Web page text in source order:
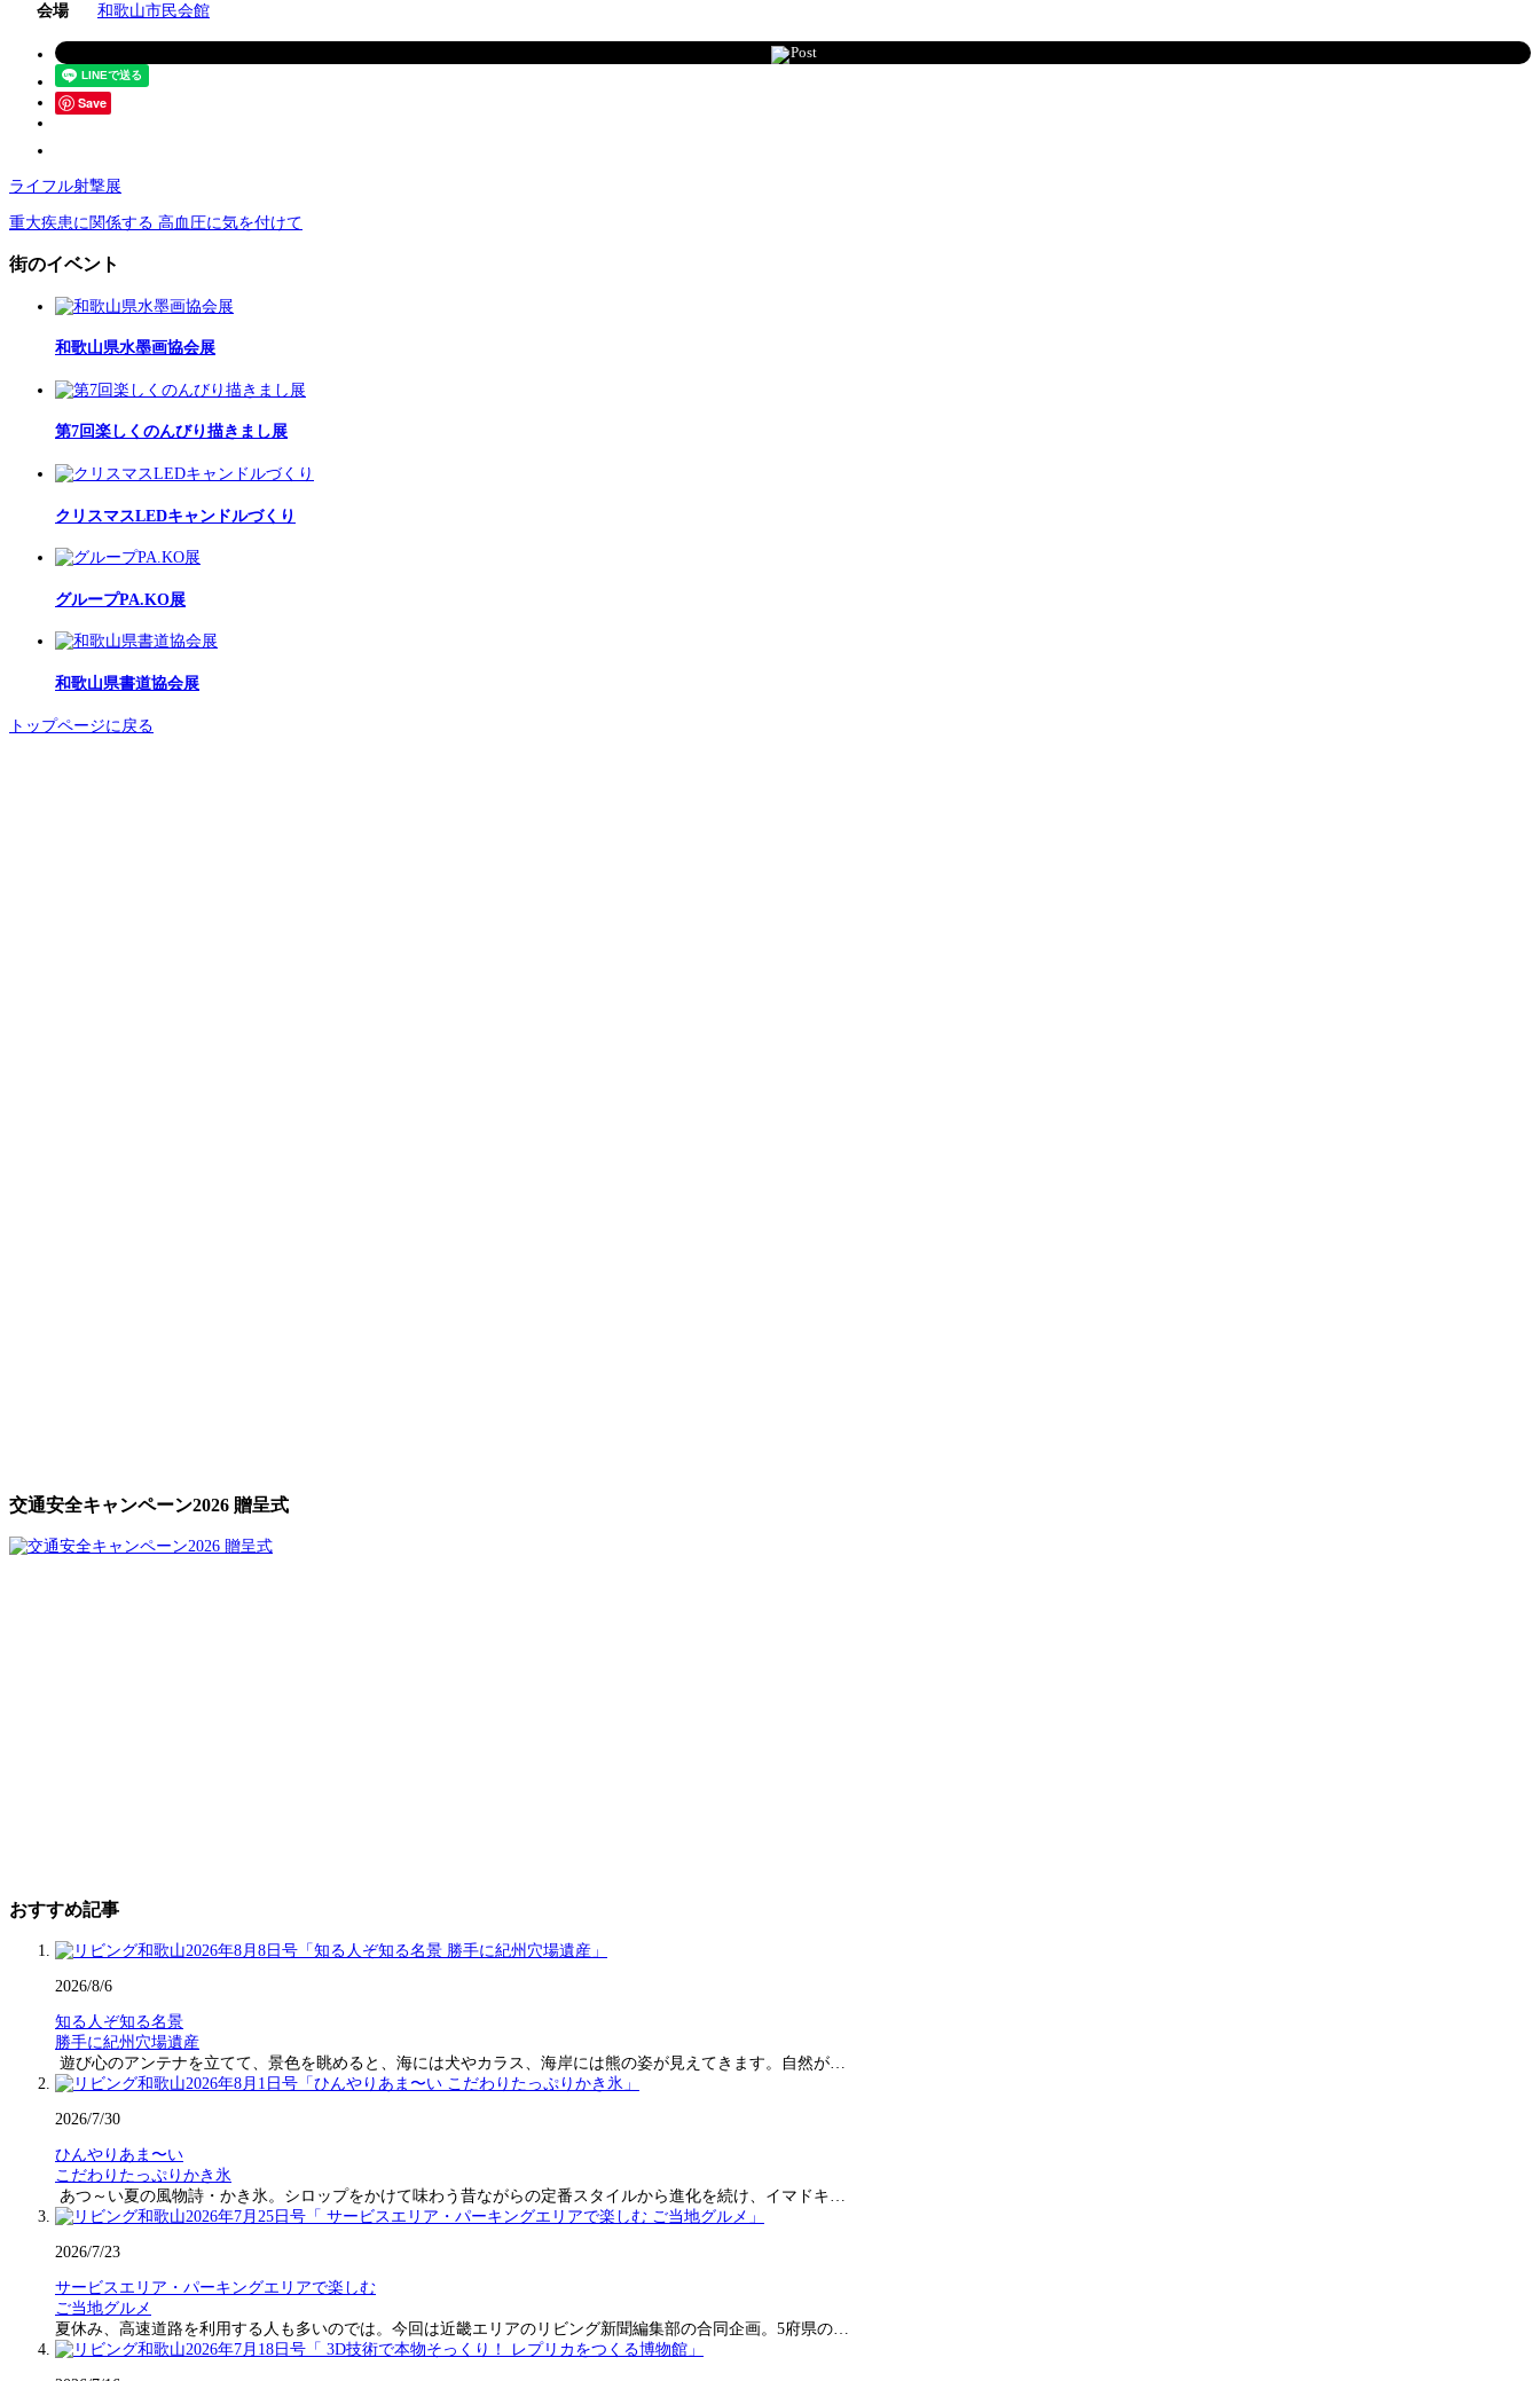
会場
和歌山市民会館
Post
Save
ライフル射撃展
重大疾患に関係する 高血圧に気を付けて
街のイベント
和歌山県水墨画協会展
第7回楽しくのんびり描きまし展
クリスマスLEDキャンドルづくり
グループPA.KO展
和歌山県書道協会展
トップページに戻る
交通安全キャンペーン2026 贈呈式
おすすめ記事
2026/8/6
知る人ぞ知る名景
勝手に紀州穴場遺産
遊び心のアンテナを立てて、景色を眺めると、海には犬やカラス、海岸には熊の姿が見えてきます。自然が…
2026/7/30
ひんやりあま〜い
こだわりたっぷりかき氷
あつ～い夏の風物詩・かき氷。シロップをかけて味わう昔ながらの定番スタイルから進化を続け、イマドキ…
2026/7/23
サービスエリア・パーキングエリアで楽しむ
ご当地グルメ
夏休み、高速道路を利用する人も多いのでは。今回は近畿エリアのリビング新聞編集部の合同企画。5府県の…